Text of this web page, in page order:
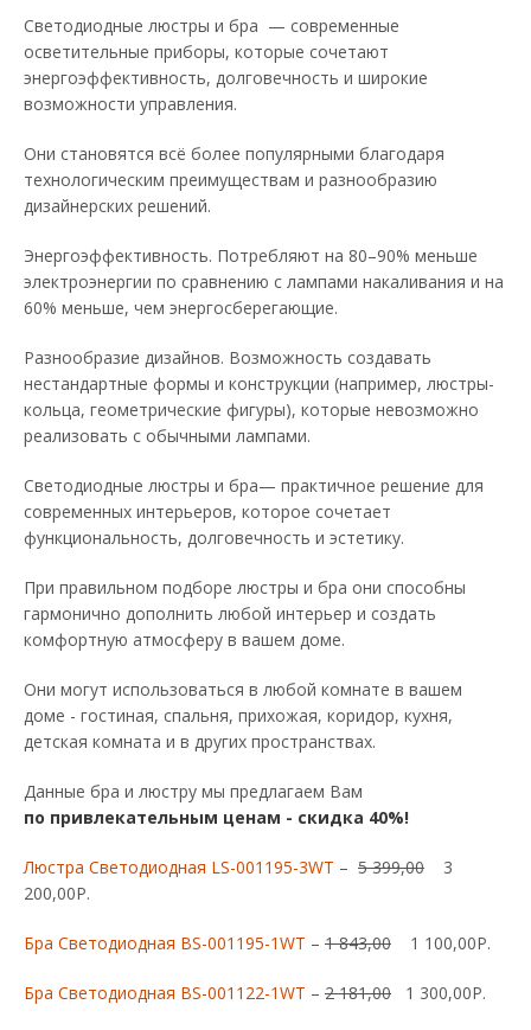
Светодиодные люстры и бра — современные
осветительные приборы, которые сочетают
энергоэффективность, долговечность и широкие
возможности управления.
Они становятся всё более популярными благодаря
технологическим преимуществам и разнообразию
дизайнерских решений.
Энергоэффективность. Потребляют на 80–90% меньше
электроэнергии по сравнению с лампами накаливания и на
60% меньше, чем энергосберегающие.
Разнообразие дизайнов. Возможность создавать
нестандартные формы и конструкции (например, люстры-
кольца, геометрические фигуры), которые невозможно
реализовать с обычными лампами.
Светодиодные люстры и бра— практичное решение для
современных интерьеров, которое сочетает
функциональность, долговечность и эстетику.
При правильном подборе люстры и бра они способны
гармонично дополнить любой интерьер и создать
комфортную атмосферу в вашем доме.
Они могут использоваться в любой комнате в вашем
доме - гостиная, спальня, прихожая, коридор, кухня,
детская комната и в других пространствах.
Данные бра и люстру мы предлагаем Вам
по привлекательным ценам - скидка 40%!
Люстра Светодиодная LS-001195-3WT – 5 399,00 3
200,00Р.
Бра Светодиодная BS-001195-1WT – 1 843,00 1 100,00Р.
Бра Светодиодная BS-001122-1WT – 2 181,00 1 300,00Р.